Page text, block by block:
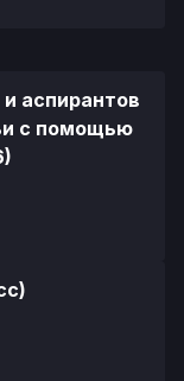
аспирантов
с помощью